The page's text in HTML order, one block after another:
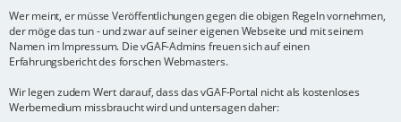
Wer meint, er müsse Veröffentlichungen gegen die obigen Regeln vornehmen,
der möge das tun - und zwar auf seiner eigenen Webseite und mit seinem
Namen im Impressum. Die vGAF-Admins freuen sich auf einen
Erfahrungsbericht des forschen Webmasters.
Wir legen zudem Wert darauf, dass das vGAF-Portal nicht als kostenloses
Werbemedium missbraucht wird und untersagen daher: